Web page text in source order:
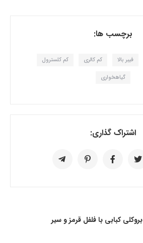
برچسب ها:
فیبر بالا کم کالری کم کلسترول
گیاهخواری
اشتراک گذاری:
بروکلی کبابی با فلفل قرمز و سیر